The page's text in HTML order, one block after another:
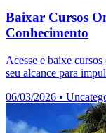
Baixar Cursos
Conhecimento
Acesse e baixe
seu alcance para
06/03/2026 •